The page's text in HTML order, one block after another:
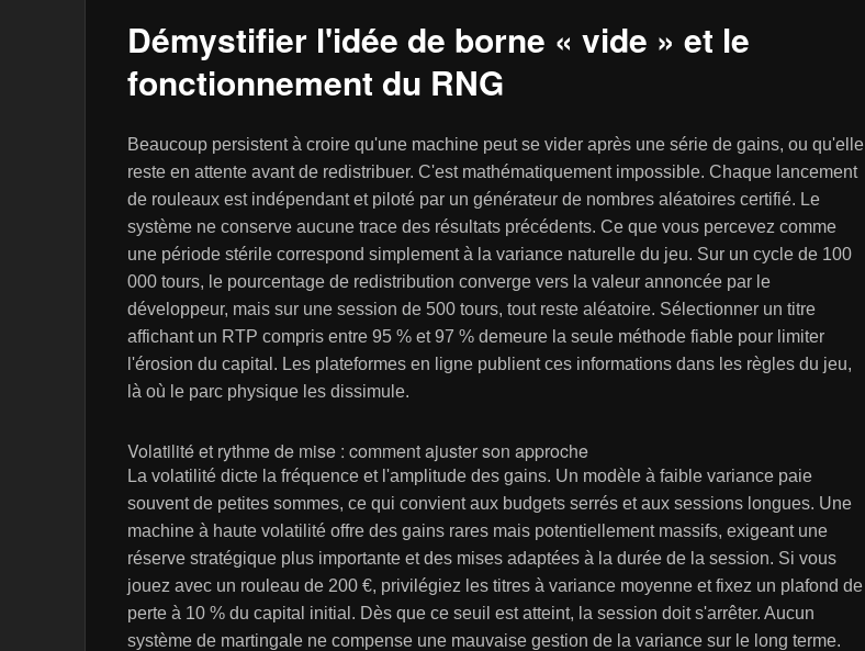
Démystifier l'idée de borne « vide » et le
fonctionnement du RNG
Beaucoup persistent à croire qu'une machine peut se vider après une série de gains, ou qu'elle
reste en attente avant de redistribuer. C'est mathématiquement impossible. Chaque lancement
de rouleaux est indépendant et piloté par un générateur de nombres aléatoires certifié. Le
système ne conserve aucune trace des résultats précédents. Ce que vous percevez comme
une période stérile correspond simplement à la variance naturelle du jeu. Sur un cycle de 100
000 tours, le pourcentage de redistribution converge vers la valeur annoncée par le
développeur, mais sur une session de 500 tours, tout reste aléatoire. Sélectionner un titre
affichant un RTP compris entre 95 % et 97 % demeure la seule méthode fiable pour limiter
l'érosion du capital. Les plateformes en ligne publient ces informations dans les règles du jeu,
là où le parc physique les dissimule.
Volatilité et rythme de mise : comment ajuster son approche
La volatilité dicte la fréquence et l'amplitude des gains. Un modèle à faible variance paie
souvent de petites sommes, ce qui convient aux budgets serrés et aux sessions longues. Une
machine à haute volatilité offre des gains rares mais potentiellement massifs, exigeant une
réserve stratégique plus importante et des mises adaptées à la durée de la session. Si vous
jouez avec un rouleau de 200 €, privilégiez les titres à variance moyenne et fixez un plafond de
perte à 10 % du capital initial. Dès que ce seuil est atteint, la session doit s'arrêter. Aucun
système de martingale ne compense une mauvaise gestion de la variance sur le long terme.